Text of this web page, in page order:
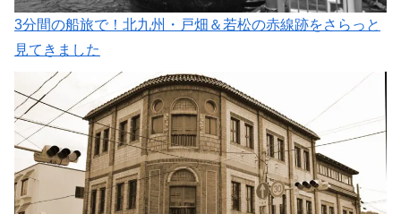
3分間の船旅で！北九州・戸畑＆若松の赤線跡をさらっと
見てきました